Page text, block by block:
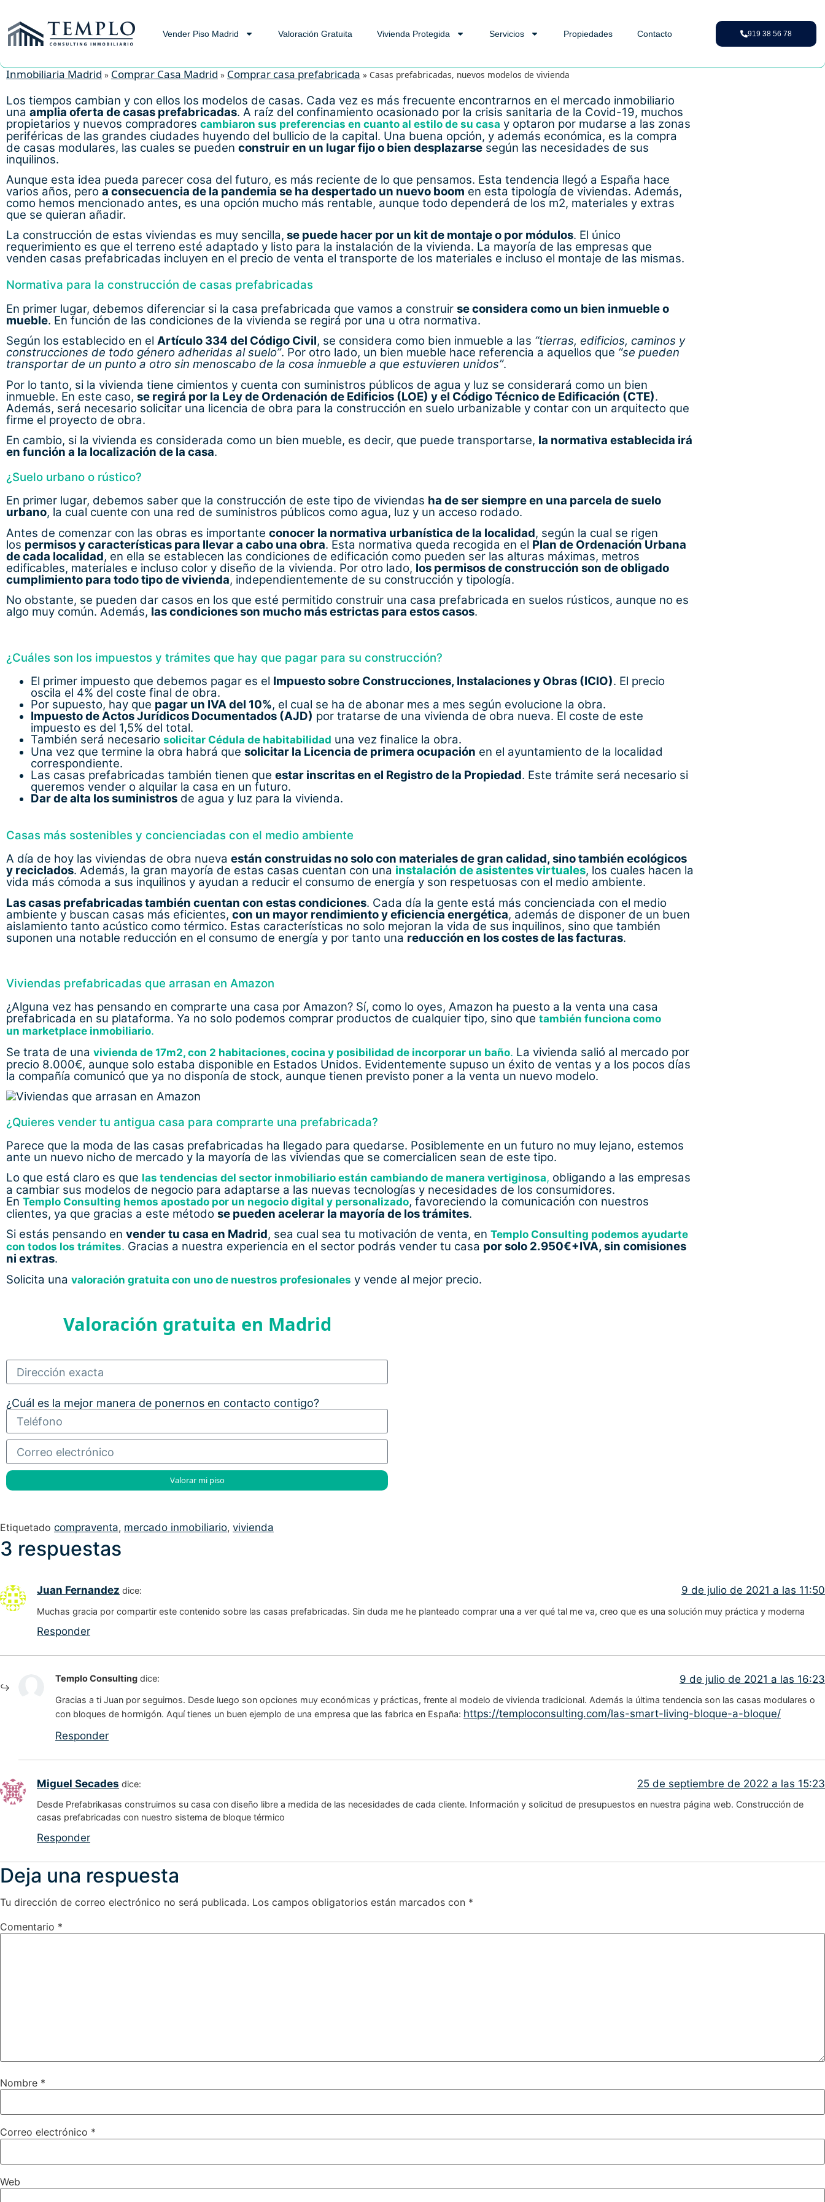
Vender Piso Madrid Valoración Gratuita Vivienda Protegida Servicios Propiedades Contacto 919 38 56 78
Inmobiliaria Madrid » Comprar Casa Madrid » Comprar casa prefabricada » Casas prefabricadas, nuevos modelos de vivienda
Los tiempos cambian y con ellos los modelos de casas. Cada vez es más frecuente encontrarnos en el mercado inmobiliario
una amplia oferta de casas prefabricadas. A raíz del confinamiento ocasionado por la crisis sanitaria de la Covid-19, muchos
propietarios y nuevos compradores cambiaron sus preferencias en cuanto al estilo de su casa y optaron por mudarse a las zonas
periféricas de las grandes ciudades huyendo del bullicio de la capital. Una buena opción, y además económica, es la compra
de casas modulares, las cuales se pueden construir en un lugar fijo o bien desplazarse según las necesidades de sus
inquilinos.
Aunque esta idea pueda parecer cosa del futuro, es más reciente de lo que pensamos. Esta tendencia llegó a España hace
varios años, pero a consecuencia de la pandemia se ha despertado un nuevo boom en esta tipología de viviendas. Además,
como hemos mencionado antes, es una opción mucho más rentable, aunque todo dependerá de los m2, materiales y extras
que se quieran añadir.
La construcción de estas viviendas es muy sencilla, se puede hacer por un kit de montaje o por módulos. El único
requerimiento es que el terreno esté adaptado y listo para la instalación de la vivienda. La mayoría de las empresas que
venden casas prefabricadas incluyen en el precio de venta el transporte de los materiales e incluso el montaje de las mismas.
Normativa para la construcción de casas prefabricadas
En primer lugar, debemos diferenciar si la casa prefabricada que vamos a construir se considera como un bien inmueble o
mueble. En función de las condiciones de la vivienda se regirá por una u otra normativa.
Según los establecido en el Artículo 334 del Código Civil, se considera como bien inmueble a las “tierras, edificios, caminos y
construcciones de todo género adheridas al suelo”. Por otro lado, un bien mueble hace referencia a aquellos que “se pueden
transportar de un punto a otro sin menoscabo de la cosa inmueble a que estuvieren unidos”.
Por lo tanto, si la vivienda tiene cimientos y cuenta con suministros públicos de agua y luz se considerará como un bien
inmueble. En este caso, se regirá por la Ley de Ordenación de Edificios (LOE) y el Código Técnico de Edificación (CTE).
Además, será necesario solicitar una licencia de obra para la construcción en suelo urbanizable y contar con un arquitecto que
firme el proyecto de obra.
En cambio, si la vivienda es considerada como un bien mueble, es decir, que puede transportarse, la normativa establecida irá
en función a la localización de la casa.
¿Suelo urbano o rústico?
En primer lugar, debemos saber que la construcción de este tipo de viviendas ha de ser siempre en una parcela de suelo
urbano, la cual cuente con una red de suministros públicos como agua, luz y un acceso rodado.
Antes de comenzar con las obras es importante conocer la normativa urbanística de la localidad, según la cual se rigen
los permisos y características para llevar a cabo una obra. Esta normativa queda recogida en el Plan de Ordenación Urbana
de cada localidad, en ella se establecen las condiciones de edificación como pueden ser las alturas máximas, metros
edificables, materiales e incluso color y diseño de la vivienda. Por otro lado, los permisos de construcción son de obligado
cumplimiento para todo tipo de vivienda, independientemente de su construcción y tipología.
No obstante, se pueden dar casos en los que esté permitido construir una casa prefabricada en suelos rústicos, aunque no es
algo muy común. Además, las condiciones son mucho más estrictas para estos casos.
¿Cuáles son los impuestos y trámites que hay que pagar para su construcción?
El primer impuesto que debemos pagar es el Impuesto sobre Construcciones, Instalaciones y Obras (ICIO). El precio
oscila el 4% del coste final de obra.
Por supuesto, hay que pagar un IVA del 10%, el cual se ha de abonar mes a mes según evolucione la obra.
Impuesto de Actos Jurídicos Documentados (AJD) por tratarse de una vivienda de obra nueva. El coste de este
impuesto es del 1,5% del total.
También será necesario solicitar Cédula de habitabilidad una vez finalice la obra.
Una vez que termine la obra habrá que solicitar la Licencia de primera ocupación en el ayuntamiento de la localidad
correspondiente.
Las casas prefabricadas también tienen que estar inscritas en el Registro de la Propiedad. Este trámite será necesario si
queremos vender o alquilar la casa en un futuro.
Dar de alta los suministros de agua y luz para la vivienda.
Casas más sostenibles y concienciadas con el medio ambiente
A día de hoy las viviendas de obra nueva están construidas no solo con materiales de gran calidad, sino también ecológicos
y reciclados. Además, la gran mayoría de estas casas cuentan con una instalación de asistentes virtuales, los cuales hacen la
vida más cómoda a sus inquilinos y ayudan a reducir el consumo de energía y son respetuosas con el medio ambiente.
Las casas prefabricadas también cuentan con estas condiciones. Cada día la gente está más concienciada con el medio
ambiente y buscan casas más eficientes, con un mayor rendimiento y eficiencia energética, además de disponer de un buen
aislamiento tanto acústico como térmico. Estas características no solo mejoran la vida de sus inquilinos, sino que también
suponen una notable reducción en el consumo de energía y por tanto una reducción en los costes de las facturas.
Viviendas prefabricadas que arrasan en Amazon
¿Alguna vez has pensando en comprarte una casa por Amazon? Sí, como lo oyes, Amazon ha puesto a la venta una casa
prefabricada en su plataforma. Ya no solo podemos comprar productos de cualquier tipo, sino que también funciona como
un marketplace inmobiliario.
Se trata de una vivienda de 17m2, con 2 habitaciones, cocina y posibilidad de incorporar un baño. La vivienda salió al mercado por
precio 8.000€, aunque solo estaba disponible en Estados Unidos. Evidentemente supuso un éxito de ventas y a los pocos días
la compañía comunicó que ya no disponía de stock, aunque tienen previsto poner a la venta un nuevo modelo.
¿Quieres vender tu antigua casa para comprarte una prefabricada?
Parece que la moda de las casas prefabricadas ha llegado para quedarse. Posiblemente en un futuro no muy lejano, estemos
ante un nuevo nicho de mercado y la mayoría de las viviendas que se comercialicen sean de este tipo.
Lo que está claro es que las tendencias del sector inmobiliario están cambiando de manera vertiginosa, obligando a las empresas
a cambiar sus modelos de negocio para adaptarse a las nuevas tecnologías y necesidades de los consumidores.
En Templo Consulting hemos apostado por un negocio digital y personalizado, favoreciendo la comunicación con nuestros
clientes, ya que gracias a este método se pueden acelerar la mayoría de los trámites.
Si estás pensando en vender tu casa en Madrid, sea cual sea tu motivación de venta, en Templo Consulting podemos ayudarte
con todos los trámites. Gracias a nuestra experiencia en el sector podrás vender tu casa por solo 2.950€+IVA, sin comisiones
ni extras.
Solicita una valoración gratuita con uno de nuestros profesionales y vende al mejor precio.
Valoración gratuita en Madrid
¿Cuál es la mejor manera de ponernos en contacto contigo?
Valorar mi piso
Etiquetado compraventa, mercado inmobiliario, vivienda
3 respuestas
Juan Fernandez dice: 9 de julio de 2021 a las 11:50
Muchas gracia por compartir este contenido sobre las casas prefabricadas. Sin duda me he planteado comprar una a ver qué tal me va, creo que es una solución muy práctica y moderna
Responder
Templo Consulting dice: 9 de julio de 2021 a las 16:23
Gracias a ti Juan por seguirnos. Desde luego son opciones muy económicas y prácticas, frente al modelo de vivienda tradicional. Además la última tendencia son las casas modulares o
con bloques de hormigón. Aquí tienes un buen ejemplo de una empresa que las fabrica en España: https://temploconsulting.com/las-smart-living-bloque-a-bloque/
Responder
Miguel Secades dice: 25 de septiembre de 2022 a las 15:23
Desde Prefabrikasas construimos su casa con diseño libre a medida de las necesidades de cada cliente. Información y solicitud de presupuestos en nuestra página web. Construcción de
casas prefabricadas con nuestro sistema de bloque térmico
Responder
Deja una respuesta
Tu dirección de correo electrónico no será publicada. Los campos obligatorios están marcados con *
Comentario *
Nombre *
Correo electrónico *
Web